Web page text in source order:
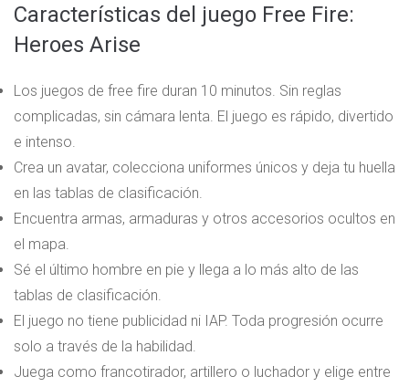
Características del juego Free Fire:
Heroes Arise
Los juegos de free fire duran 10 minutos. Sin reglas
complicadas, sin cámara lenta. El juego es rápido, divertido
e intenso.
Crea un avatar, colecciona uniformes únicos y deja tu huella
en las tablas de clasificación.
Encuentra armas, armaduras y otros accesorios ocultos en
el mapa.
Sé el último hombre en pie y llega a lo más alto de las
tablas de clasificación.
El juego no tiene publicidad ni IAP. Toda progresión ocurre
solo a través de la habilidad.
Juega como francotirador, artillero o luchador y elige entre